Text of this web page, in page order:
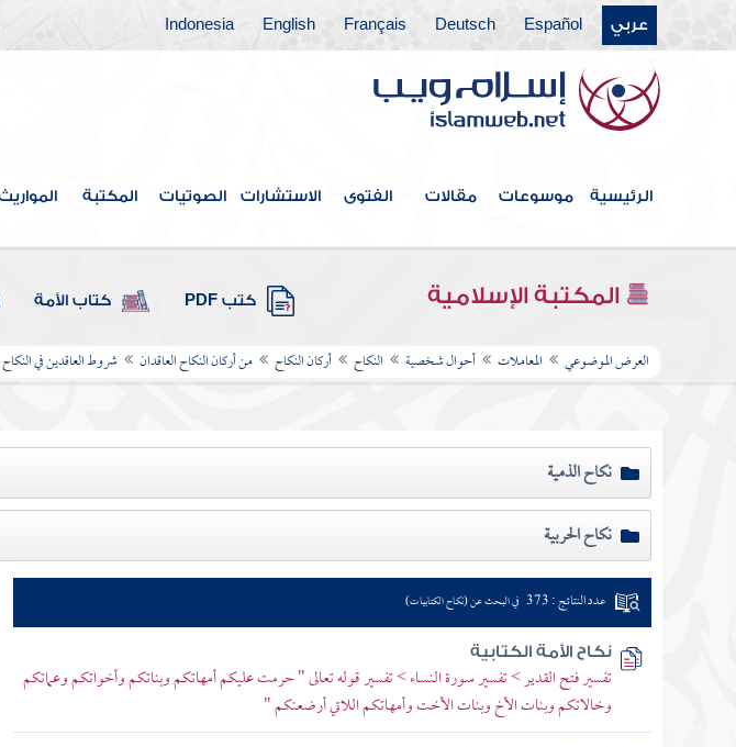
عربي Español
Deutsch
Français
English
Indonesia
الرئيسية موسوعات مقالات الفتوى الاستشارات الصوتيات المكتبة
المكتبة الإسلامية كتب PDF كتاب الأمة
العرض الموضوعي المعاملات أحوال شخصية النكاح أركان النكاح من أركان النكاح العاقدان شروط العاقدين في النكاح
نكاح الذمية
نكاح الحربية
عدد النتائج : 373 في البحث عن (نكاح الكتابيات)
نكاح الأمة الكتابية
تفسير فتح القدير > تفسير سورة النساء > تفسير قوله تعالى " حرمت عليكم أمهاتكم وبناتكم وأخواتكم وعماتكم
وخالاتكم وبنات الأخ وبنات الأخت وأمهاتكم اللاتي أرضعنكم "